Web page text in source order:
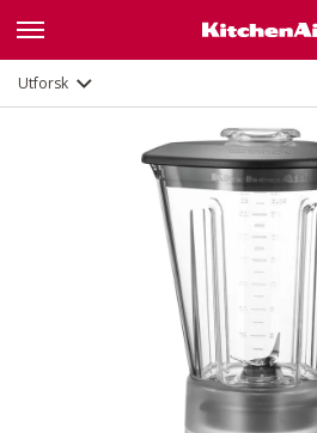
Utforsk